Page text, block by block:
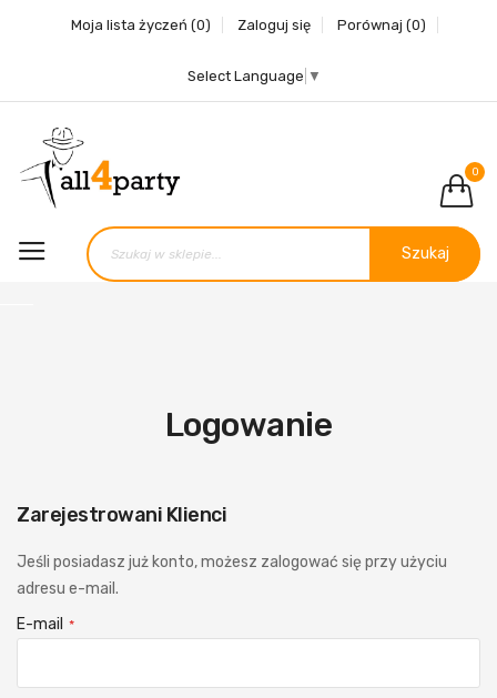
Moja lista życzeń (0) Zaloguj się Porównaj (0)
Select Language ▼
0
Szukaj
Logowanie
Zarejestrowani Klienci
Jeśli posiadasz już konto, możesz zalogować się przy użyciu
adresu e-mail.
E-mail